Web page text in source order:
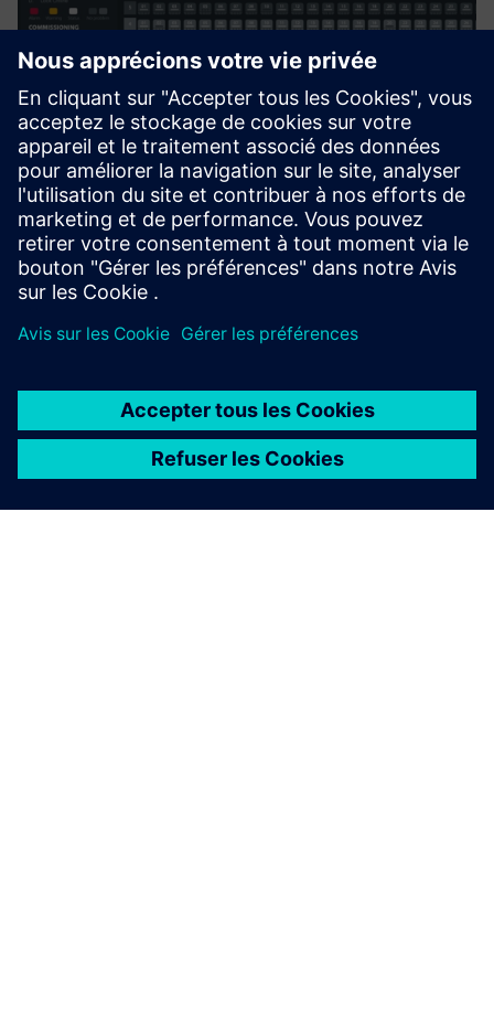
INTEREL.io
Tableau de bord de gestion des chambres et de gestion de
l'énergie pour l'hôtellerie. Affichez l'occupation, statistiques
CVC
En savoir plus